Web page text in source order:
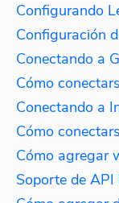
Configurando
Conectando a
Cómo
Conectando a
Cómo
Soporte de API